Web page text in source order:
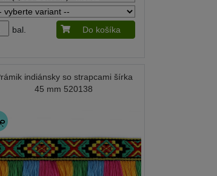
bal. Do košíka
indiánsky so strapcami šírka
45 mm 520138